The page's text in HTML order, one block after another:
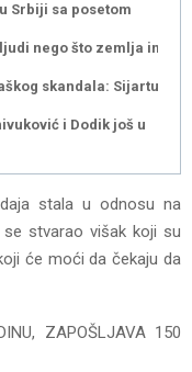
Srbiji sa posetom
nego što zemlja ima
skandala: Sijartu
i Dodik još u
stala u odnosu na
stvarao višak koji su
će moći da čekaju da
ZAPOŠLJAVA 150